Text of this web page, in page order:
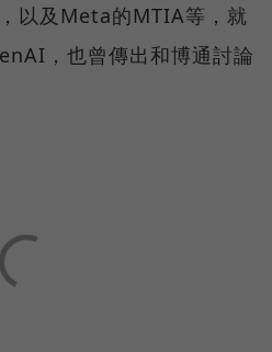
以及Meta的MTIA等，就
，也曾傳出和博通討論